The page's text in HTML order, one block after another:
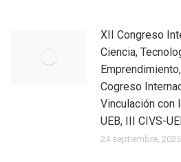
XII Congreso
Ciencia,
Cogreso
Vinculación con
UEB, III CIVS-
24 septiembre, 2025